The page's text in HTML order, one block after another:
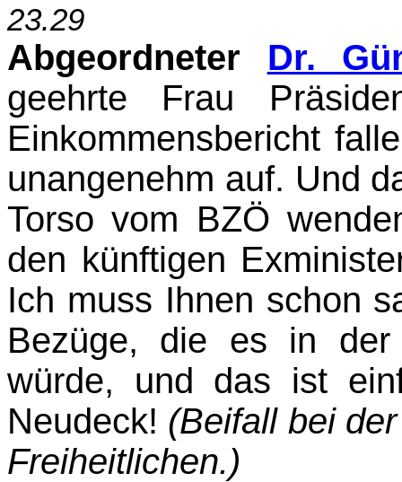
23.29
Abgeordneter Dr.
geehrte Frau
Einkommensbericht
unangenehm auf. Und
Torso vom BZÖ
den künftigen
Ich muss Ihnen schon
Bezüge, die es in der
würde, und das ist
Neudeck! (Beifall bei
Freiheitlichen.)